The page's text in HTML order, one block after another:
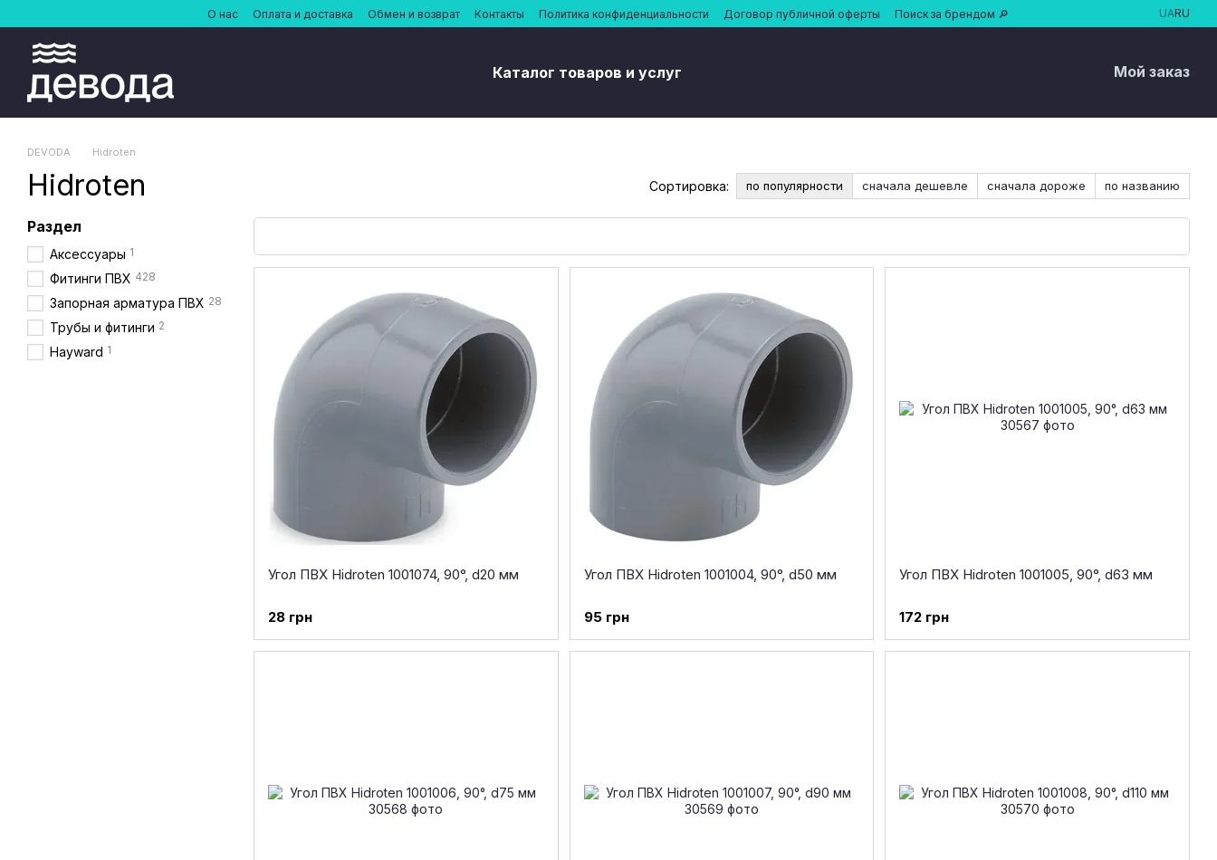
Перейти к основному контентуО нас Оплата и доставка Обмен и возврат Контакты Политика конфиденциальности Договор публичной оферты Поиск за брендом 🔎 UARU
Каталог товаров и услуг Мой заказ
DEVODA Hidroten
Hidroten Сортировка: по популярности сначала дешевле сначала дороже по названию
Угол ПВХ Hidroten 1001074, 90°, d20 мм
28 грн
Угол ПВХ Hidroten 1001004, 90°, d50 мм
95 грн
Угол ПВХ Hidroten 1001005, 90°, d63 мм
172 грн
Раздел
Аксессуары 1
Фитинги ПВХ 428
Запорная арматура ПВХ 28
Трубы и фитинги 2
Hayward 1